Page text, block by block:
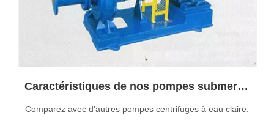
Caractéristiques de nos pompes submersibles Chine pour eau claire
Comparez avec d’autres pompes centrifuges à eau claire.